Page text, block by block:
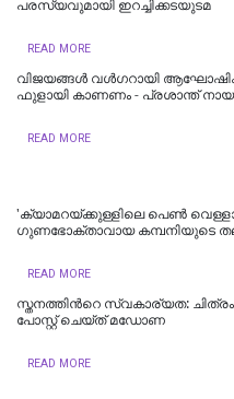
പരസ്യവുമായി ഇറച്ചിക്കടയുടമ
READ MORE
വിജയങ്ങൾ വൾഗറായി
ഫുളായി കാണണം - പ്രശാന്ത്
READ MORE
'ക്യാമറയ്ക്കുള്ളിലെ പെൺ
ഗുണഭോക്താവായ കമ്പനിയുടെ
READ MORE
സ്തനത്തിന്‍റെ സ്വകാര്യത: ചിത്രം
പോസ്റ്റ് ചെയ്ത് മഡോണ
READ MORE